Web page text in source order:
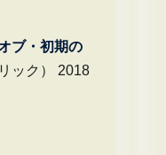
ブ・初期の
ック） 2018